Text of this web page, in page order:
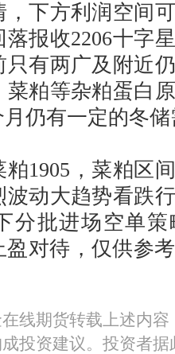
，下方利润空间
报收2206十字
有两广及附近
粕等杂粕蛋白
仍有一定的冬
，菜粕区
动大趋势看跌
分批进场空单
盈对待，仅供参
线期货转载上述内
投资建议。投资者